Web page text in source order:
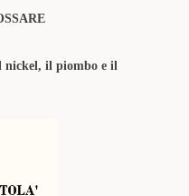
nickel, il piombo e il